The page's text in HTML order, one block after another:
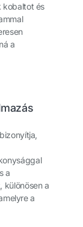
kobaltot és
a
a
különösen a
a